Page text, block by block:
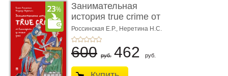
Занимательная
история true crime от
Гиппократа до � ...
Россинская Е.Р., Неретина Н.С.
600 руб. 462 руб.